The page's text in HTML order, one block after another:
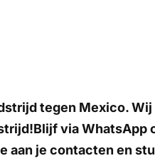
tegen Mexico.
Blijf via WhatsApp
aan je contacten en